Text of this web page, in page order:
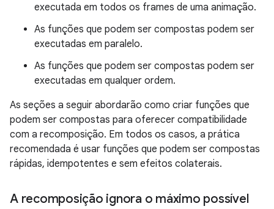
executada em todos os frames de uma animação.
As funções que podem ser compostas podem ser
executadas em paralelo.
As funções que podem ser compostas podem ser
executadas em qualquer ordem.
As seções a seguir abordarão como criar funções que
podem ser compostas para oferecer compatibilidade
com a recomposição. Em todos os casos, a prática
recomendada é usar funções que podem ser compostas
rápidas, idempotentes e sem efeitos colaterais.
A recomposição ignora o máximo possível